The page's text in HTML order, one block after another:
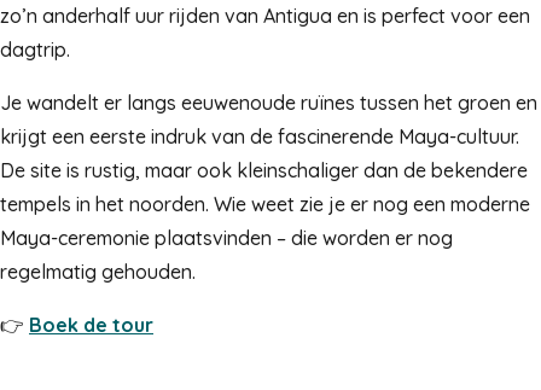
zo’n anderhalf uur rijden van Antigua en is perfect voor een
dagtrip.
Je wandelt er langs eeuwenoude ruïnes tussen het groen en
krijgt een eerste indruk van de fascinerende Maya-cultuur.
De site is rustig, maar ook kleinschaliger dan de bekendere
tempels in het noorden. Wie weet zie je er nog een moderne
Maya-ceremonie plaatsvinden – die worden er nog
regelmatig gehouden.
👉 Boek de tour